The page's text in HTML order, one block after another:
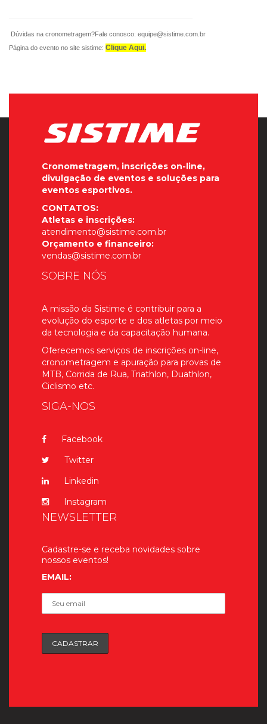
Dúvidas na cronometragem?Fale conosco: equipe@sistime.com.br
Página do evento no site sistime: Clique Aqui.
Cronometragem, inscrições on-line,
divulgação de eventos e soluções para
eventos esportivos.
CONTATOS:
Atletas e inscrições:
atendimento@sistime.com.br
Orçamento e financeiro:
vendas@sistime.com.br
SOBRE NÓS
A missão da Sistime é contribuir para a
evolução do esporte e dos atletas por meio
da tecnologia e da capacitação humana.
Oferecemos serviços de inscrições on-line,
cronometragem e apuração para provas de
MTB, Corrida de Rua, Triathlon, Duathlon,
Ciclismo etc.
SIGA-NOS
Facebook
Twitter
Linkedin
Instagram
NEWSLETTER
Cadastre-se e receba novidades sobre
nossos eventos!
EMAIL: